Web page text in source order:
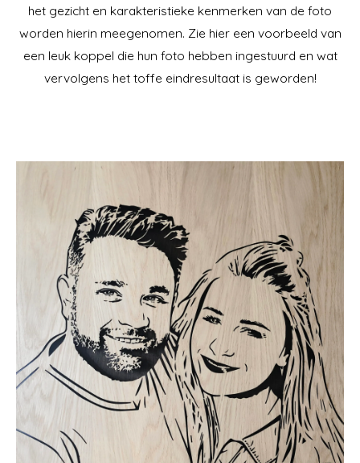
het gezicht en karakteristieke kenmerken van de foto
worden hierin meegenomen. Zie hier een voorbeeld van
een leuk koppel die hun foto hebben ingestuurd en wat
vervolgens het toffe eindresultaat is geworden!